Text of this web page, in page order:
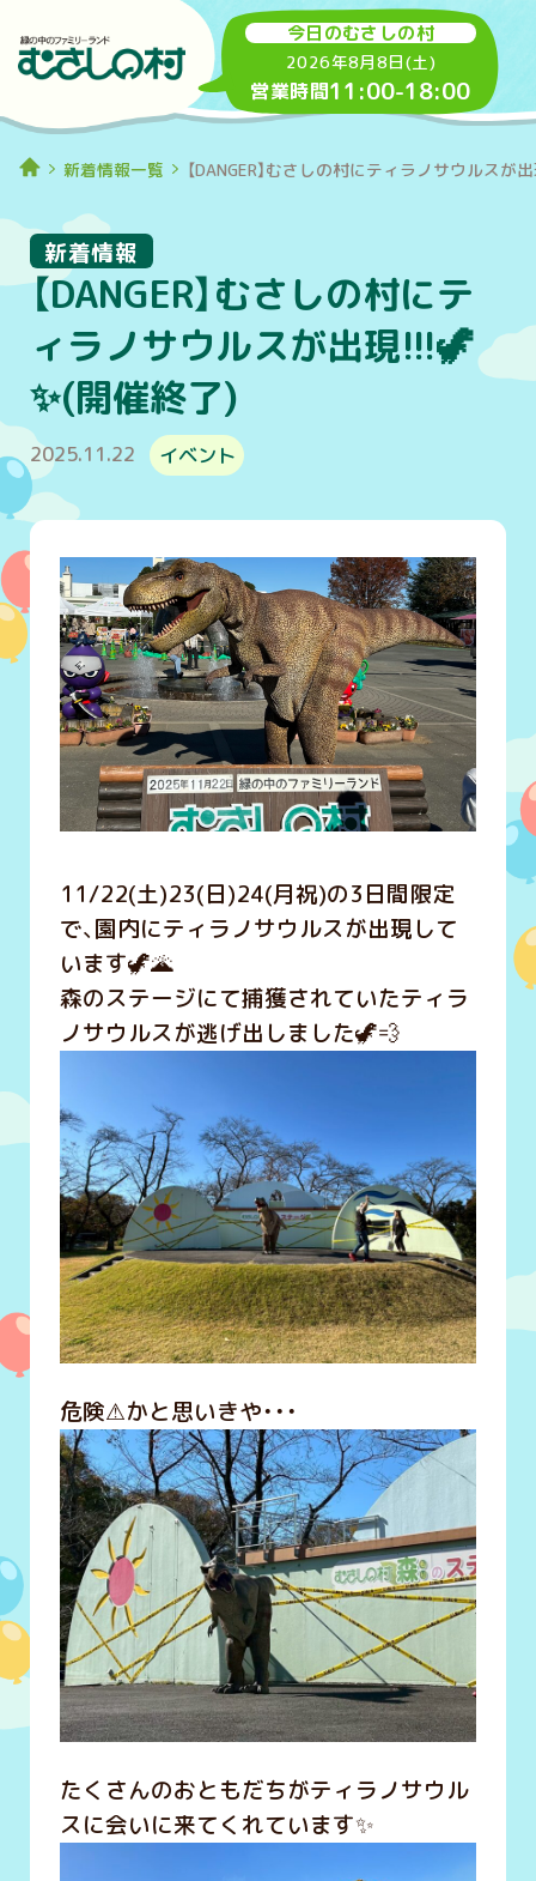
今日のむさしの村
2026年8月8日(土)
営業時間11:00-18:00
新着情報一覧 【DANGER】むさしの村にティラノサウルスが
【DANGER】むさしの村にテ
ィラノサウルスが出現!!!🦖
✨(開催終了)
新着情報
2025.11.22 イベント
11/22(土)23(日)24(月祝)の3日間限定
で、園内にティラノサウルスが出現して
います🦖🌋
森のステージにて捕獲されていたティラ
ノサウルスが逃げ出しました🦖💨
危険⚠かと思いきや・・・
たくさんのおともだちがティラノサウル
スに会いに来てくれています✨